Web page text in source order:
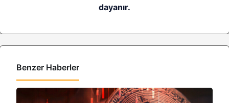
dayanır.
Benzer Haberler